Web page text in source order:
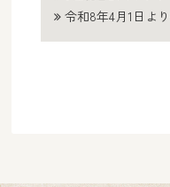
令和8年4月1日より横